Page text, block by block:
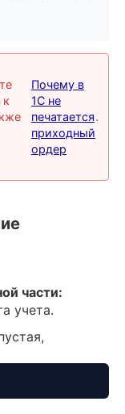
к
Почему в
1С не
печатается
приходный
ордер
.
части:
учета.